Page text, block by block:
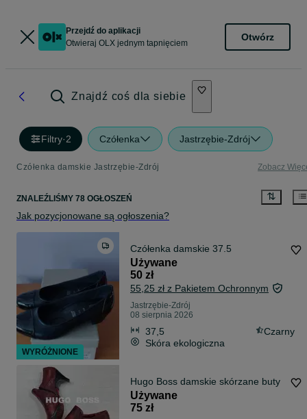
Przejdź do aplikacji
Otwieraj OLX jednym tapnięciem
Otwórz
Znajdź coś dla siebie
Filtry·2 Czółenka Jastrzębie-Zdrój
Czółenka damskie Jastrzębie-Zdrój Zobacz
ZNALEŹLIŚMY 78 OGŁOSZEŃ
Jak pozycjonowane są ogłoszenia?
Czółenka damskie 37.5
Używane
50 zł
55,25 zł z Pakietem Ochronnym
Jastrzębie-Zdrój
08 sierpnia 2026
37,5
Czarny
Skóra ekologiczna
Hugo Boss damskie skórzane buty
Używane
75 zł
WYRÓŻNIONE